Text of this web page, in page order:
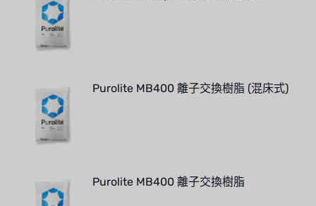
Purolite MB400 離子交換樹脂 (混床式)
Purolite MB400 離子交換樹脂